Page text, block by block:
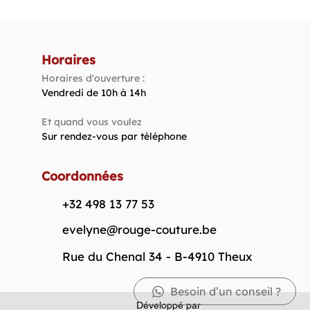
Besoin d’un conseil ?
Horaires
Horaires d'ouverture :
Vendredi de 10h à 14h​
Et quand vous voulez
Sur rendez-vous par téléphone
Coordonnées
+32 498 13 77 53
evelyne@rouge-couture.be
Rue du Chenal 34 - B-4910 Theux
Développé par